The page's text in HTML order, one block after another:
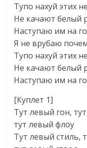
Тупо нахуй этих
Не качают белый
Наступаю им на
Я не врубаю
Тупо нахуй этих
Не качают белый
Наступаю им на
[Куплет 1]
Тут левый гон,
тут левый флоу
Тут левый стиль,